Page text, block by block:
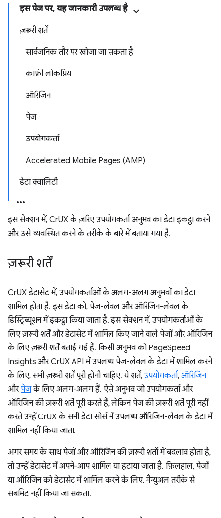
इस पेज पर, यह जानकारी उपलब्ध है
ज़रूरी शर्तें
सार्वजनिक तौर पर खोजा जा सकता है
काफ़ी लोकप्रिय
ऑरिजिन
पेज
उपयोगकर्ता
Accelerated Mobile Pages (AMP)
डेटा क्वालिटी
इस सेक्शन में, CrUX के ज़रिए उपयोगकर्ता अनुभव का डेटा इकट्ठा करने
और उसे व्यवस्थित करने के तरीके के बारे में बताया गया है.
ज़रूरी शर्तें
CrUX डेटासेट में, उपयोगकर्ताओं के अलग-अलग अनुभवों का डेटा
शामिल होता है. इस डेटा को, पेज-लेवल और ऑरिजिन-लेवल के
डिस्ट्रिब्यूशन में इकट्ठा किया जाता है. इस सेक्शन में, उपयोगकर्ताओं के
लिए ज़रूरी शर्तें और डेटासेट में शामिल किए जाने वाले पेजों और ऑरिजिन
के लिए ज़रूरी शर्तें बताई गई हैं. किसी अनुभव को PageSpeed
Insights और CrUX API में उपलब्ध पेज-लेवल के डेटा में शामिल करने
के लिए, सभी ज़रूरी शर्तें पूरी होनी चाहिए. ये शर्तें, उपयोगकर्ता, ऑरिजिन
औरपेजके लिए अलग-अलग हैं. ऐसे अनुभव जो उपयोगकर्ता और
ऑरिजिन की ज़रूरी शर्तें पूरी करते हैं, लेकिन पेज की ज़रूरी शर्तें पूरी नहीं
करते उन्हें CrUX के सभी डेटा सोर्स में उपलब्ध ऑरिजिन-लेवल के डेटा में
शामिल नहीं किया जाता.
अगर समय के साथ पेजों और ऑरिजिन की ज़रूरी शर्तों में बदलाव होता है,
तो उन्हें डेटासेट में अपने-आप शामिल या हटाया जाता है. फ़िलहाल, पेजों
या ऑरिजिन को डेटासेट में शामिल करने के लिए, मैन्युअल तरीके से
सबमिट नहीं किया जा सकता.